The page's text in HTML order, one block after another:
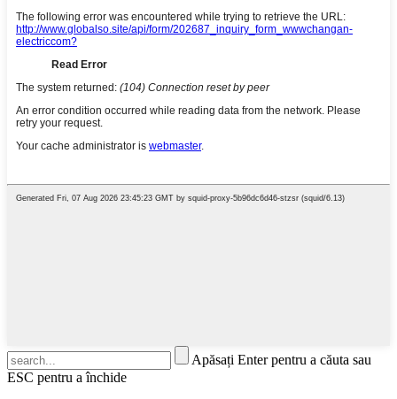
Apăsați Enter pentru a căuta sau
ESC pentru a închide